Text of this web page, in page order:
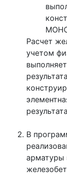
Расчет
учетом
В
арматуры